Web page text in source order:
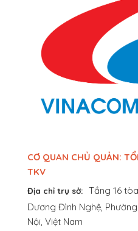
CƠ QUAN CHỦ QUẢN:
TKV
Địa chỉ trụ sở: Tầng 16
Dương Đình Nghệ,
Nội, Việt Nam